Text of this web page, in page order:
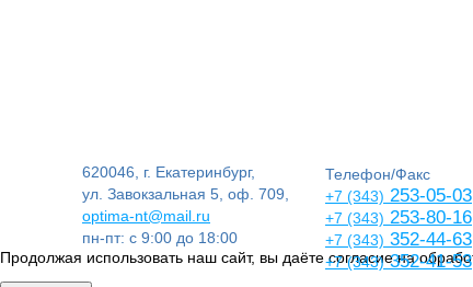
620046, г. Екатеринбург,
ул. Завокзальная 5, оф. 709,
optima-nt@mail.ru
пн-пт: с 9:00 до 18:00
Телефон/Факс
+7 (343) 253-05-03
+7 (343) 253-80-16
+7 (343) 352-44-63
+7 (343)352-41-53
Продолжая использовать наш сайт, вы даёте согласие на